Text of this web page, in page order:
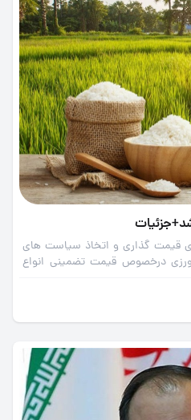
قیمت ‌گذاری و اتخاذ سیاست ‌های
درخصوص قیمت تضمینی انواع